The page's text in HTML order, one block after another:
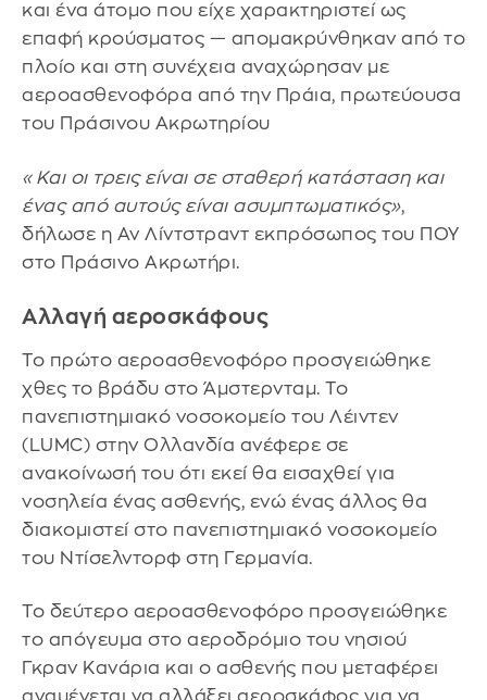
και ένα άτομο που είχε χαρακτηριστεί ως
επαφή κρούσματος — απομακρύνθηκαν από το
πλοίο και στη συνέχεια αναχώρησαν με
αεροασθενοφόρα από την Πράια, πρωτεύουσα
του Πράσινου Ακρωτηρίου
«Και οι τρεις είναι σε σταθερή κατάσταση και
ένας από αυτούς είναι ασυμπτωματικός»,
δήλωσε η Αν Λίντστραντ εκπρόσωπος του ΠΟΥ
στο Πράσινο Ακρωτήρι.
Αλλαγή αεροσκάφους
Το πρώτο αεροασθενοφόρο προσγειώθηκε
χθες το βράδυ στο Άμστερνταμ. Το
πανεπιστημιακό νοσοκομείo του Λέιντεν
(LUMC) στην Ολλανδία ανέφερε σε
ανακοίνωσή του ότι εκεί θα εισαχθεί για
νοσηλεία ένας ασθενής, ενώ ένας άλλος θα
διακομιστεί στο πανεπιστημιακό νοσοκομείο
του Ντίσελντορφ στη Γερμανία.
Το δεύτερο αεροασθενοφόρο προσγειώθηκε
το απόγευμα στο αεροδρόμιο του νησιού
Γκραν Κανάρια και ο ασθενής που μεταφέρει